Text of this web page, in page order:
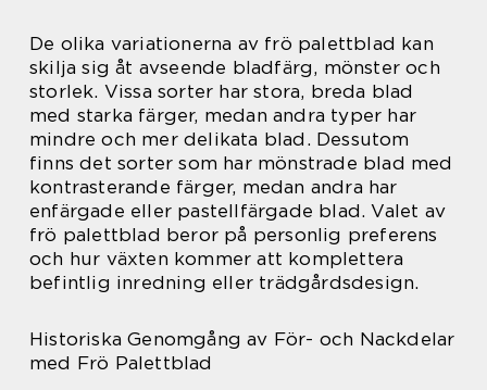
De olika variationerna av frö palettblad kan
skilja sig åt avseende bladfärg, mönster och
storlek. Vissa sorter har stora, breda blad
med starka färger, medan andra typer har
mindre och mer delikata blad. Dessutom
finns det sorter som har mönstrade blad med
kontrasterande färger, medan andra har
enfärgade eller pastellfärgade blad. Valet av
frö palettblad beror på personlig preferens
och hur växten kommer att komplettera
befintlig inredning eller trädgårdsdesign.
Historiska Genomgång av För- och Nackdelar
med Frö Palettblad